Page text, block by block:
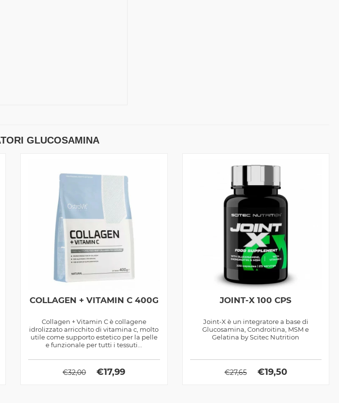
GLUCOSAMINA
COLLAGEN + VITAMIN C 400G
Collagen + Vitamin C è collagene
idrolizzato arricchito di vitamina c, molto
utile come supporto estetico per la pelle
e funzionale per tutti i tessuti...
€32,00 €17,99
JOINT-X 100 CPS
Joint-X è un integratore a base di
Glucosamina, Condroitina, MSM e
Gelatina by Scitec Nutrition
€27,65 €19,50